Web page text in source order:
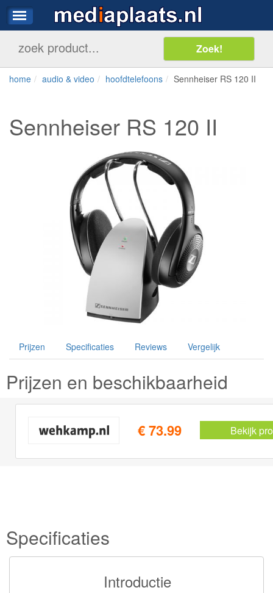
home audio & video hoofdtelefoons Sennheiser RS 120 II
Sennheiser RS 120 II
Prijzen Specificaties Reviews Vergelijk
Prijzen en beschikbaarheid
€ 73.99 Bekijk
Specificaties
Introductie